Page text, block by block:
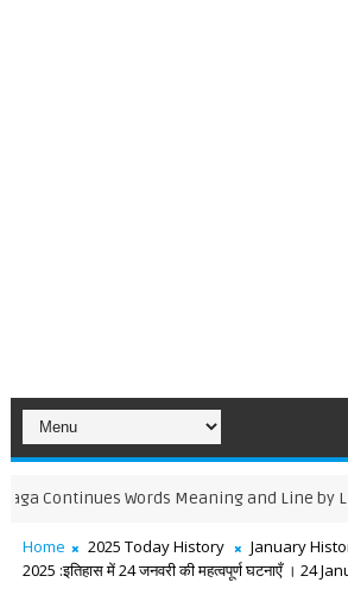
Words Meaning and Line by Line
Home 2025 Today History January
2025 :इतिहास में 24 जनवरी की महत्वपूर्ण घटनाएँ । 24